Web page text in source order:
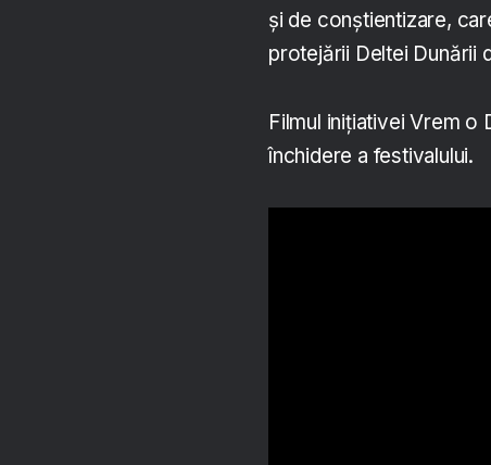
și de conștientizare,
protejării Deltei Dunării
Filmul inițiativei Vrem o
închidere a festivalului.